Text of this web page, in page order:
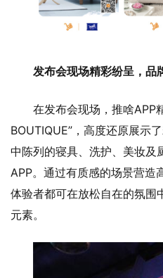
发布会现场精彩纷呈，品
在发布会现场，推啥APP
BOUTIQUE”，高度还原展示
中陈列的寝具、洗护、美妆及
APP。通过有质感的场景营造
体验者都可在放松自在的氛围
元素。